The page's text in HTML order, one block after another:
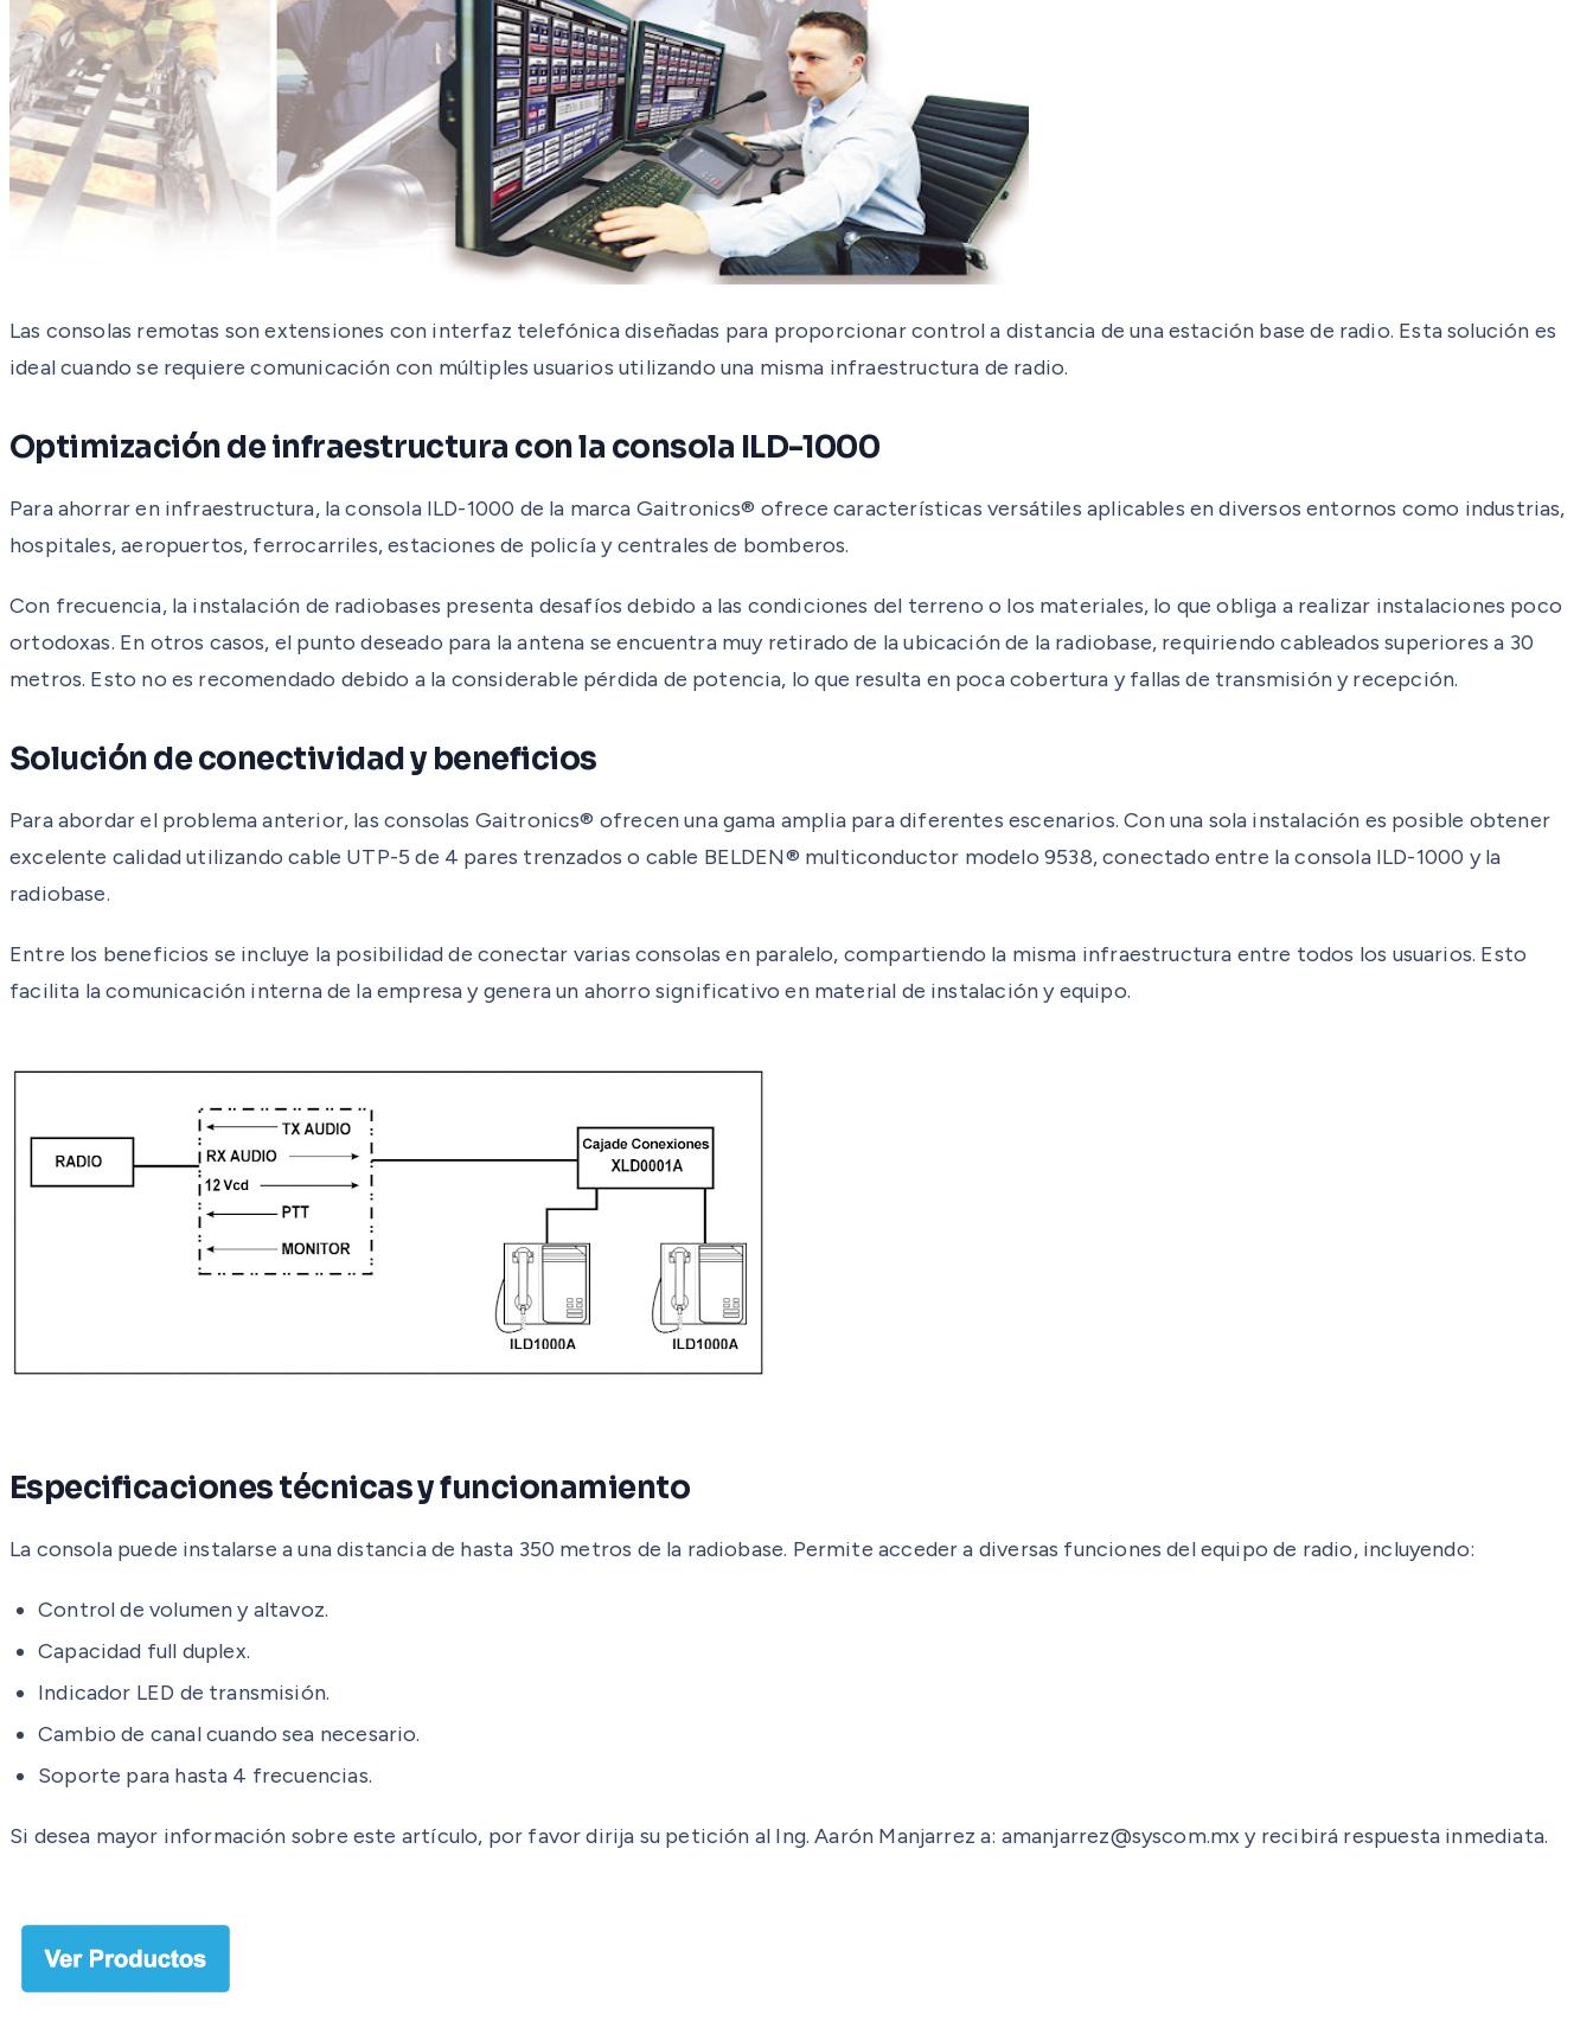
Las consolas remotas son extensiones con interfaz telefónica diseñadas para proporcionar control a distancia de una estación base de radio. Esta solución es
ideal cuando se requiere comunicación con múltiples usuarios utilizando una misma infraestructura de radio.
Optimización de infraestructura con la consola ILD-1000
Para ahorrar en infraestructura, la consola ILD-1000 de la marca Gaitronics® ofrece características versátiles aplicables en diversos entornos como industrias,
hospitales, aeropuertos, ferrocarriles, estaciones de policía y centrales de bomberos.
Con frecuencia, la instalación de radiobases presenta desafíos debido a las condiciones del terreno o los materiales, lo que obliga a realizar instalaciones poco
ortodoxas. En otros casos, el punto deseado para la antena se encuentra muy retirado de la ubicación de la radiobase, requiriendo cableados superiores a 30
metros. Esto no es recomendado debido a la considerable pérdida de potencia, lo que resulta en poca cobertura y fallas de transmisión y recepción.
Solución de conectividad y beneficios
Para abordar el problema anterior, las consolas Gaitronics® ofrecen una gama amplia para diferentes escenarios. Con una sola instalación es posible obtener
excelente calidad utilizando cable UTP-5 de 4 pares trenzados o cable BELDEN® multiconductor modelo 9538, conectado entre la consola ILD-1000 y la
radiobase.
Entre los beneficios se incluye la posibilidad de conectar varias consolas en paralelo, compartiendo la misma infraestructura entre todos los usuarios. Esto
facilita la comunicación interna de la empresa y genera un ahorro significativo en material de instalación y equipo.
Especificaciones técnicas y funcionamiento
La consola puede instalarse a una distancia de hasta 350 metros de la radiobase. Permite acceder a diversas funciones del equipo de radio, incluyendo:
Control de volumen y altavoz.
Capacidad full duplex.
Indicador LED de transmisión.
Cambio de canal cuando sea necesario.
Soporte para hasta 4 frecuencias.
Si desea mayor información sobre este artículo, por favor dirija su petición al Ing. Aarón Manjarrez a: amanjarrez@syscom.mx y recibirá respuesta inmediata.